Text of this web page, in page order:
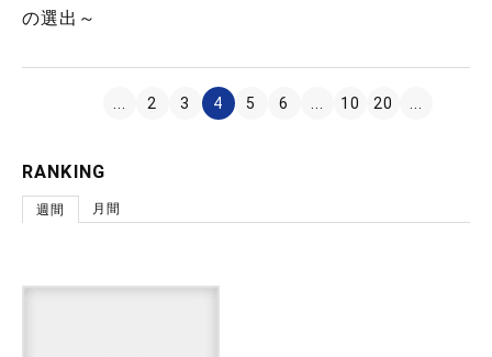
の選出～
2 3 4 5 6 10 20
RANKING
週間 月間